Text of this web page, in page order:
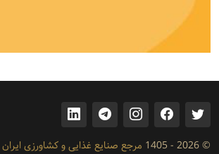
© 2026 - 1405 مرجع صنایع غذایی و کشاورزی ایران